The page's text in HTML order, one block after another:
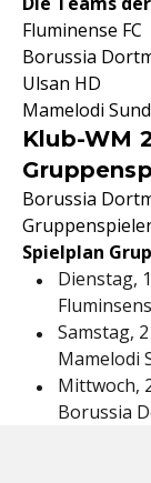
Fluminense FC
Borussia
Ulsan HD
Mamelodi
Klub-WM
Borussia
Spielplan
Dienstag,
Samstag,
Mamelodi
Mittwoch,
Borussia